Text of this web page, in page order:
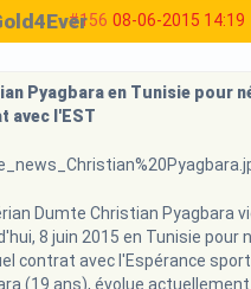
#156 08-06-2015 14:19
Pyagbara en Tunisie pour
avec l'EST
Dumte Christian Pyagbara
8 juin 2015 en Tunisie pour
contrat avec l'Espérance
(19 ans), évolue actuellement